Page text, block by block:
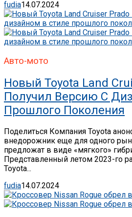
fudia14.07.2024
Авто-мото
Новый Toyota Land
Получил Версию С
Прошлого Поколения
Поделиться Компания Toyota
внедорожник еще для одного
предложат в виде «мягкого»
Представленный летом 2023-го
Toyota...
fudia14.07.2024